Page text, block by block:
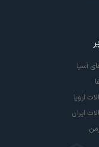
آسیا
اروپا
ایران